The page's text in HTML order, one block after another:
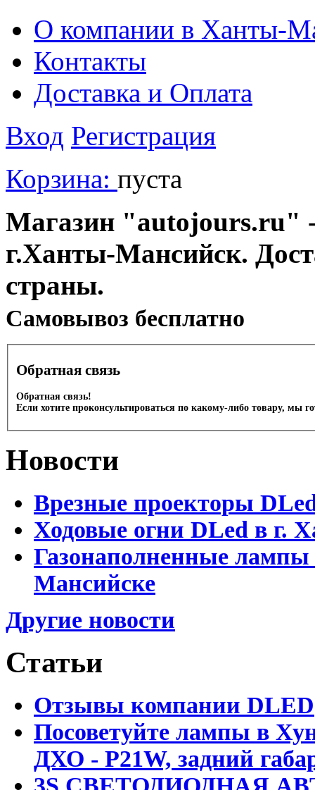
О компании в Ханты-
Контакты
Доставка и Оплата
Вход Регистрация
Корзина: пуста
Магазин "autojours.ru" -
г.Ханты-Мансийск.
страны.
Cамовывоз бесплатно
Обратная связь
Обратная связь!
Если хотите проконсультироваться по какому-либо товару, мы
Новости
Врезные проекторы
Ходовые огни DLed в г.
Газонаполненные
Мансийске
Другие новости
Статьи
Отзывы компании DLED
Посоветуйте лампы в
ДХО - P21W, задний